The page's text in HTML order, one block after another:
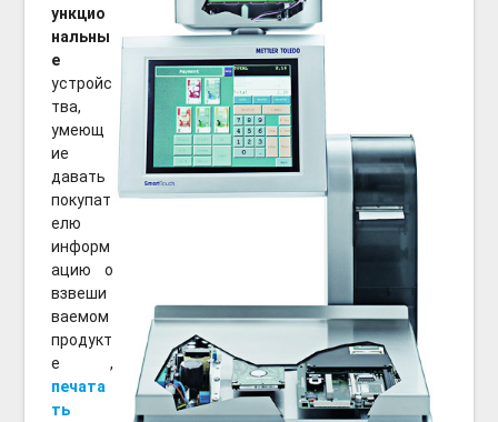
ункцио
нальны
е
устройс
тва,
умеющ
ие
давать
покупат
елю
информ
ацию о
взвеши
ваемом
продукт
е ,
печата
ть